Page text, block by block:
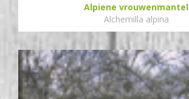
Alpiene vrouwenmantel
Alchemilla alpina